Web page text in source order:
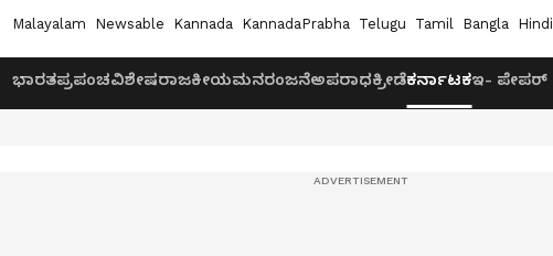
Malayalam Newsable Kannada KannadaPrabha Telugu Tamil Bangla Hindi
ಭಾರತಪ್ರಪಂಚವಿಶೇಷರಾಜಕೀಯಮನರಂಜನೆಅಪರಾಧಕ್ರೀಡೆಕರ್ನಾಟಕಇ- ಪೇಪರ್